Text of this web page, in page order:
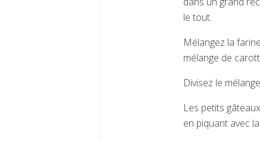
le tout.
Mélangez la
mélange de
Divisez le
Les petits
en piquant avec